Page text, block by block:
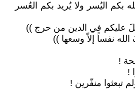
بكم اليُسر ولا يُريد بكم العُسر